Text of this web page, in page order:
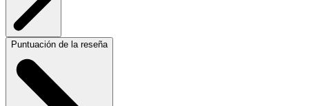
Puntuación de la reseña